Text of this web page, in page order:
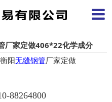
厂家定做406*22化学成分
无缝钢管厂家定做
88264800